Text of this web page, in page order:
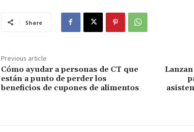
Share
Previous article
Cómo ayudar a personas de CT que
están a punto de perder los
beneficios de cupones de alimentos